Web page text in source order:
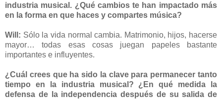
industria musical. ¿Qué cambios te han impactado más
en la forma en que haces y compartes música?
Will: Sólo la vida normal cambia. Matrimonio, hijos, hacerse
mayor… todas esas cosas juegan papeles bastante
importantes e influyentes.
¿Cuál crees que ha sido la clave para permanecer tanto
tiempo en la industria musical? ¿En qué medida la
defensa de la independencia después de su salida de